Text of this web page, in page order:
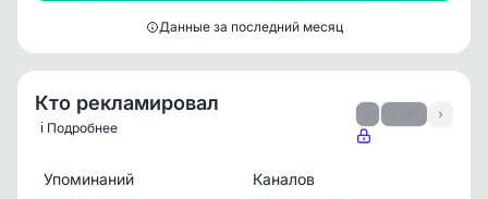
Данные за последний месяц
Кто рекламировал
ℹ️ Подробнее
›
Упоминаний Каналов